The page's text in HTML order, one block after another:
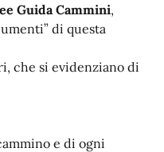
Guida Cammini,
di questa
che si evidenziano di
e di ogni